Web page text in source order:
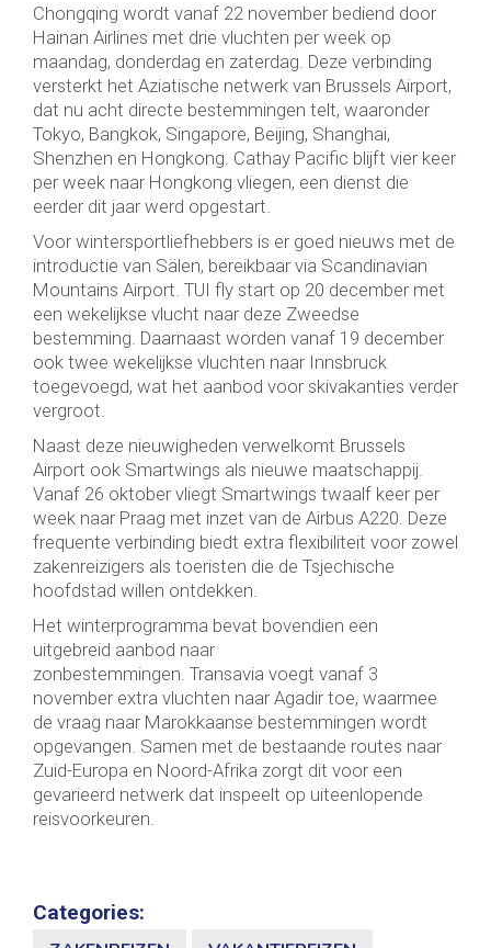
Chongqing wordt vanaf 22 november bediend door
Hainan Airlines met drie vluchten per week op
maandag, donderdag en zaterdag. Deze verbinding
versterkt het Aziatische netwerk van Brussels Airport,
dat nu acht directe bestemmingen telt, waaronder
Tokyo, Bangkok, Singapore, Beijing, Shanghai,
Shenzhen en Hongkong. Cathay Pacific blijft vier keer
per week naar Hongkong vliegen, een dienst die
eerder dit jaar werd opgestart.
Voor wintersportliefhebbers is er goed nieuws met de
introductie van Sälen, bereikbaar via Scandinavian
Mountains Airport. TUI fly start op 20 december met
een wekelijkse vlucht naar deze Zweedse
bestemming. Daarnaast worden vanaf 19 december
ook twee wekelijkse vluchten naar Innsbruck
toegevoegd, wat het aanbod voor skivakanties verder
vergroot.
Naast deze nieuwigheden verwelkomt Brussels
Airport ook Smartwings als nieuwe maatschappij.
Vanaf 26 oktober vliegt Smartwings twaalf keer per
week naar Praag met inzet van de Airbus A220. Deze
frequente verbinding biedt extra flexibiliteit voor zowel
zakenreizigers als toeristen die de Tsjechische
hoofdstad willen ontdekken.
Het winterprogramma bevat bovendien een
uitgebreid aanbod naar
zonbestemmingen. Transavia voegt vanaf 3
november extra vluchten naar Agadir toe, waarmee
de vraag naar Marokkaanse bestemmingen wordt
opgevangen. Samen met de bestaande routes naar
Zuid-Europa en Noord-Afrika zorgt dit voor een
gevarieerd netwerk dat inspeelt op uiteenlopende
reisvoorkeuren.
Categories: